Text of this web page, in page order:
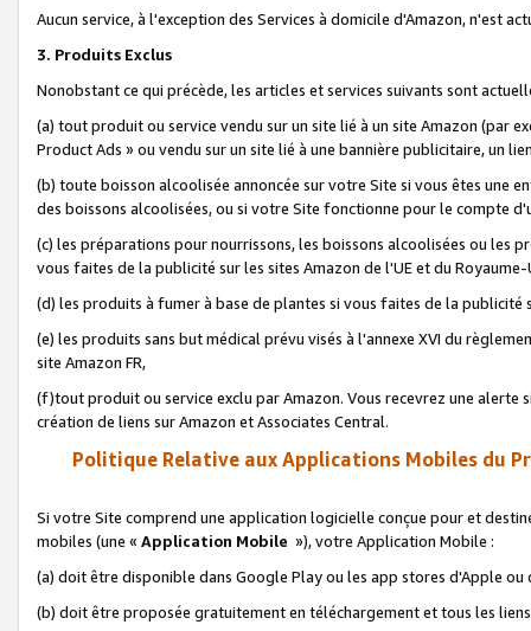
Aucun service, à l'exception des Services à domicile d'Amazon, n'est
3. Produits Exclus
Nonobstant ce qui précède, les articles et services suivants sont
(a) tout produit ou service vendu sur un site lié à un site Amazon (par
Product Ads » ou vendu sur un site lié à une bannière publicitaire, un
(b) toute boisson alcoolisée annoncée sur votre Site si vous êtes une
des boissons alcoolisées, ou si votre Site fonctionne pour le compte
(c) les préparations pour nourrissons, les boissons alcoolisées ou les
vous faites de la publicité sur les sites Amazon de l'UE et du Royaume-
(d) les produits à fumer à base de plantes si vous faites de la publicité
(e) les produits sans but médical prévu visés à l'annexe XVI du
site Amazon FR,
(f)tout produit ou service exclu par Amazon. Vous recevrez une alerte
création de liens sur Amazon et Associates Central.
Politique Relative aux Applications Mobiles du
Si votre Site comprend une application logicielle conçue pour et
mobiles (une « Application Mobile »), votre Application Mobile :
(a) doit être disponible dans Google Play ou les app stores d'Apple ou
(b) doit être proposée gratuitement en téléchargement et tous les